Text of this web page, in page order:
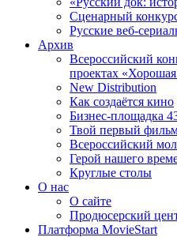
Сценарный
Русские веб-
Архив
Всероссийский
проектах
New Distribution
Как создаётся кино
Бизнес-площадка
Твой первый
Всероссийский
Герой нашего
Круглые столы
О нас
О сайте
Продюсерский
Платформа MovieStart